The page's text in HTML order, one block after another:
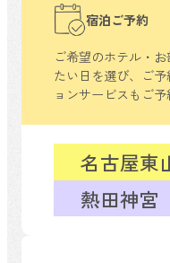
宿泊ご予約
ご希望のホテル・お
たい日を選び、ご予
ョンサービスもご予
熱田神宮
名古屋東